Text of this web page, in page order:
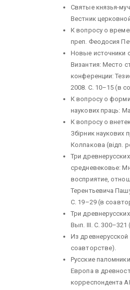
Святые князья-
Вестник
К вопросу о
преп. Феодосия
Новые источники
Византия: Место
конференции:
2008. С. 10–15 (в
К вопросу о
наукових праць:
К вопросу о
Збiрник наукових
Колпакова (вiдп.
Три
средневековье:
восприятие,
Терентьевича
С. 19–29 (в
Три
Вып. III. С.
Из древнерусской
соавторстве).
Русские
Европа в
корреспондента